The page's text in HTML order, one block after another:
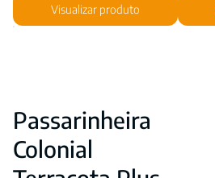
Visualizar produto
Passarinheira
Colonial